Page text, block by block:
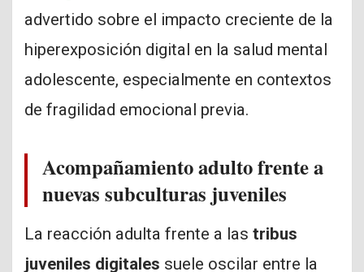
advertido sobre el impacto creciente de la
hiperexposición digital en la salud mental
adolescente, especialmente en contextos
de fragilidad emocional previa.
Acompañamiento adulto frente a
nuevas subculturas juveniles
La reacción adulta frente a las tribus
juveniles digitales suele oscilar entre la